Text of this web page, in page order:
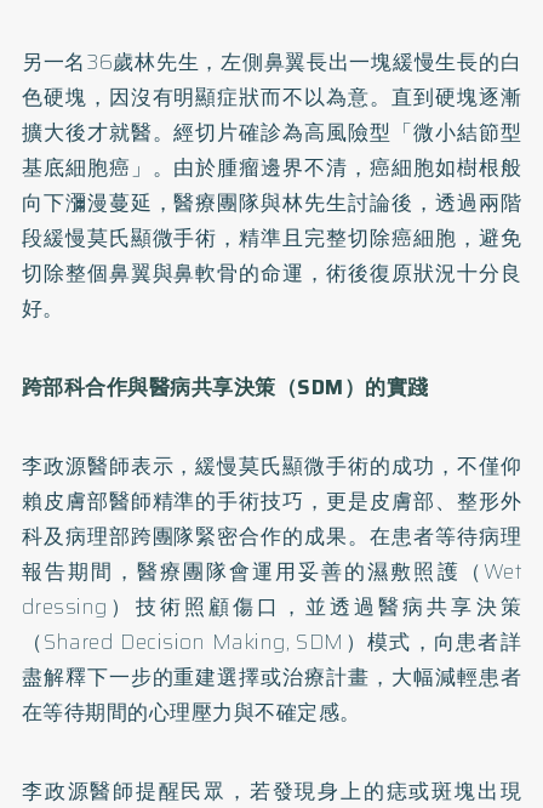
另一名36歲林先生，左側鼻翼長出一塊緩慢生長的白
色硬塊，因沒有明顯症狀而不以為意。直到硬塊逐漸
擴大後才就醫。經切片確診為高風險型「微小結節型
基底細胞癌」。由於腫瘤邊界不清，癌細胞如樹根般
向下瀰漫蔓延，醫療團隊與林先生討論後，透過兩階
段緩慢莫氏顯微手術，精準且完整切除癌細胞，避免
切除整個鼻翼與鼻軟骨的命運，術後復原狀況十分良
好。
跨部科合作與醫病共享決策（SDM）的實踐
李政源醫師表示，緩慢莫氏顯微手術的成功，不僅仰
賴皮膚部醫師精準的手術技巧，更是皮膚部、整形外
科及病理部跨團隊緊密合作的成果。在患者等待病理
報告期間，醫療團隊會運用妥善的濕敷照護（Wet
dressing）技術照顧傷口，並透過醫病共享決策
（Shared Decision Making, SDM）模式，向患者詳
盡解釋下一步的重建選擇或治療計畫，大幅減輕患者
在等待期間的心理壓力與不確定感。
李政源醫師提醒民眾，若發現身上的痣或斑塊出現